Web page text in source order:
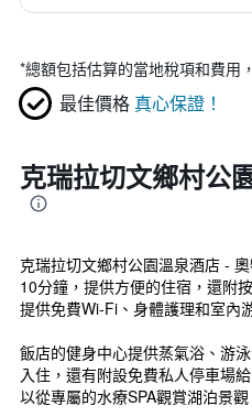
*總額包括估算的當地稅項和費用
最佳價格 真心保證！
克瑞拉切文鄉村公
克瑞拉切文鄉村公園溫泉酒店 -
10分鐘，提供方便的住宿，還附
提供免費Wi-Fi、身體護理和室內
飯店的健身中心提供蒸氣浴、游
入住，還有附設免費私人停車場
以從專屬的水療SPA觀賞湖泊景觀